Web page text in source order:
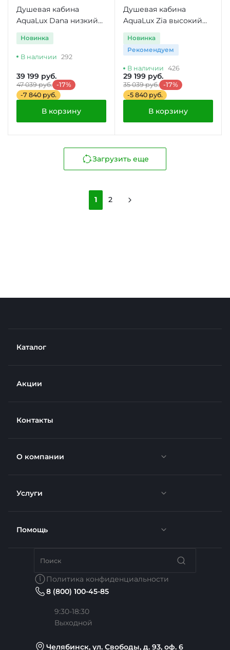
Душевая кабина
AquaLux Dana низкий
поддон
Новинка
В наличии 292
39 199 руб.
47 039 руб. -17%
-7 840 руб.
В корзину
Душевая кабина
AquaLux Zia высокий
поддон
Новинка
Рекомендуем
В наличии 426
29 199 руб.
35 039 руб. -17%
-5 840 руб.
В корзину
Загрузить еще
1 2
Каталог
Акции
Контакты
О компании
Новости
Отзывы
Вакансии
Услуги
Доставка
Недвижимость
Помощь
Политика конфиденциальности
8 (800) 100-45-85
9:30-18:30
Выходной
Челябинск, ул. Свободы, д. 93, оф. 6